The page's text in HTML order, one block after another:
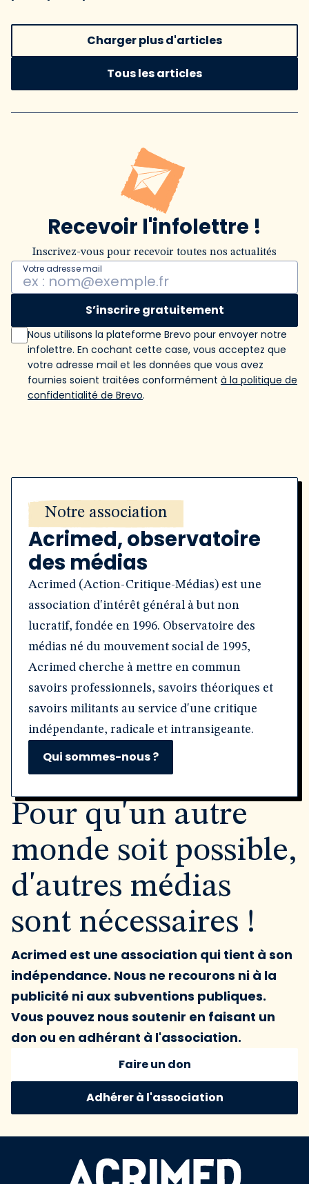
Charger plus d'articles
Tous les articles
Recevoir l'infolettre !
Inscrivez-vous pour recevoir toutes nos actualités
Votre adresse mail
S’inscrire gratuitement
Nous utilisons la plateforme Brevo pour envoyer notre
infolettre. En cochant cette case, vous acceptez que
votre adresse mail et les données que vous avez
fournies soient traitées conformément à la politique de
confidentialité de Brevo.
Notre association
Acrimed, observatoire
des médias
Acrimed (Action-Critique-Médias) est une
association d'intérêt général à but non
lucratif, fondée en 1996. Observatoire des
médias né du mouvement social de 1995,
Acrimed cherche à mettre en commun
savoirs professionnels, savoirs théoriques et
savoirs militants au service d'une critique
indépendante, radicale et intransigeante.
Qui sommes-nous ?
Pour qu'un autre
monde soit possible,
d'autres médias
sont nécessaires !
Acrimed est une association qui tient à son
indépendance. Nous ne recourons ni à la
publicité ni aux subventions publiques.
Vous pouvez nous soutenir en faisant un
don ou en adhérant à l'association.
Faire un don
Adhérer à l'association